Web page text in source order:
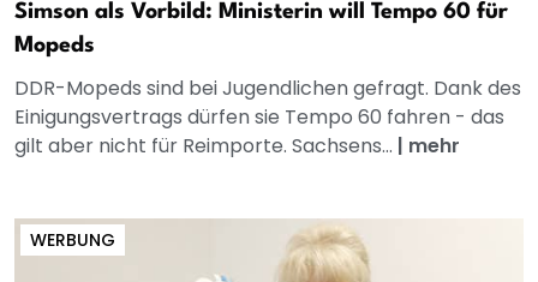
Simson als Vorbild: Ministerin will Tempo 60 für
Mopeds
DDR-Mopeds sind bei Jugendlichen gefragt. Dank des
Einigungsvertrags dürfen sie Tempo 60 fahren - das
gilt aber nicht für Reimporte. Sachsens... | mehr
WERBUNG